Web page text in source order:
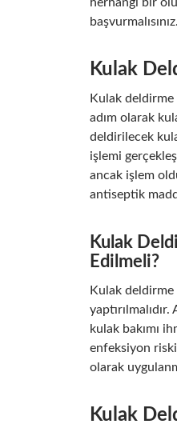
başvurmalısınız.
Kulak
Kulak deldirme
adım olarak
deldirilecek
işlemi
ancak işlem
antiseptik
Kulak
Edilmeli?
Kulak
kulak bakımı
enfeksiyon
olarak
Kulak